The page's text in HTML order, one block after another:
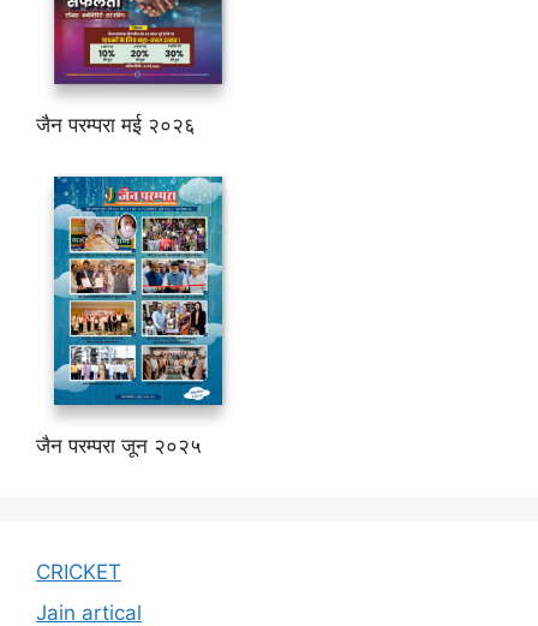
जैन परम्परा मई २०२६
जैन परम्परा जून २०२५
CRICKET
Jain artical